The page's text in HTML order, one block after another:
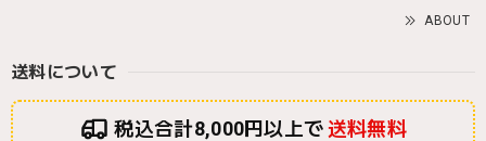
ABOUT
送料について
税込合計8,000円以上で送料無料